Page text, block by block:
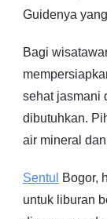
Guidenya
Bagi
sehat jasmani
dibutuhkan.
air mineral
Sentul
Bogor,
untuk liburan